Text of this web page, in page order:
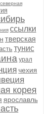
северная
ссылки
тверская
тунис
урал
чехия
корея
ярославль